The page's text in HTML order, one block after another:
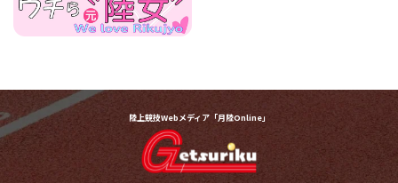
陸上競技Webメディア「月陸Online」